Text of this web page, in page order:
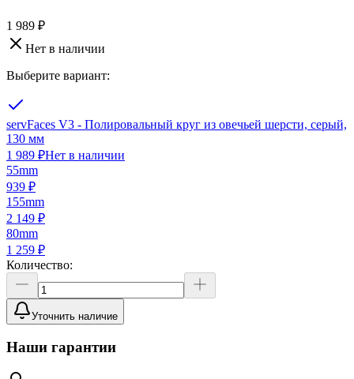
1 989 ₽
Нет в наличии
Выберите вариант:
servFaces V3 - Полировальный круг из овечьей шерсти, серый,
130 мм
1 989 ₽Нет в наличии
55mm
939 ₽
155mm
2 149 ₽
80mm
1 259 ₽
Количество:
Уточнить наличие
Наши гарантии